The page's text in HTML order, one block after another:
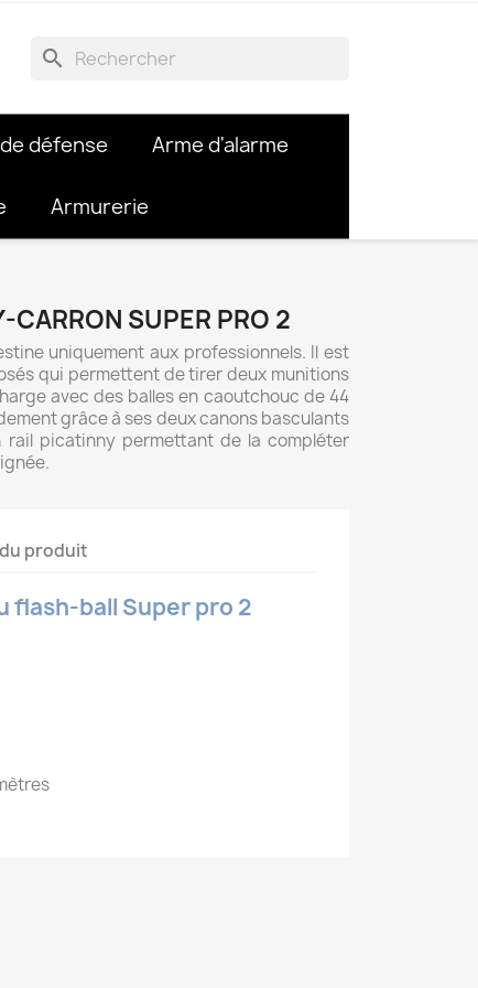
search
défense Arme d'alarme
Armurerie
CARRON SUPER PRO 2
uniquement aux professionnels. Il est
qui permettent de tirer deux munitions
avec des balles en caoutchouc de 44
grâce à ses deux canons basculants
rail picatinny permettant de la compléter
produit
flash-ball Super pro 2